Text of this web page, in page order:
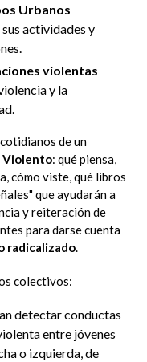
Urbanos
actividades y
violentas
y la
de un
Violento: qué piensa,
cómo viste, qué libros
que ayudarán a
y reiteración de
para darse cuenta
radicalizado.
colectivos:
detectar conductas
entre jóvenes
o izquierda, de